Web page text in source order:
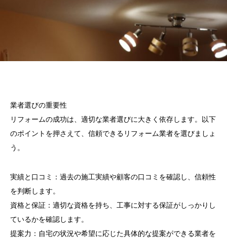
業者選びの重要性
リフォームの成功は、適切な業者選びに大きく依存します。以下
のポイントを押さえて、信頼できるリフォーム業者を選びましょ
う。
実績と口コミ：過去の施工実績や顧客の口コミを確認し、信頼性
を判断します。
資格と保証：適切な資格を持ち、工事に対する保証がしっかりし
ているかを確認します。
提案力：自宅の状況や希望に応じた具体的な提案ができる業者を